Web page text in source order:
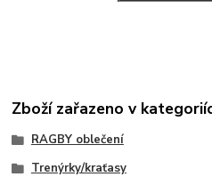
Zboží zařazeno v
RAGBY oblečení
Trenýrky/kraťasy